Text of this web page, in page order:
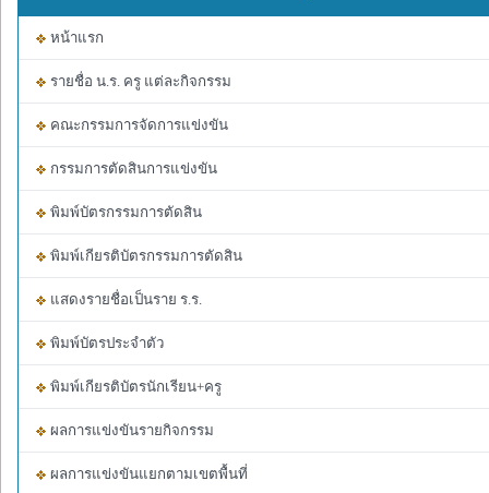
หน้าแรก
รายชื่อ น.ร. ครู แต่ละกิจกรรม
คณะกรรมการจัดการแข่งขัน
กรรมการตัดสินการแข่งขัน
พิมพ์บัตรกรรมการตัดสิน
พิมพ์เกียรติบัตรกรรมการตัดสิน
แสดงรายชื่อเป็นราย ร.ร.
พิมพ์บัตรประจำตัว
พิมพ์เกียรติบัตรนักเรียน+ครู
ผลการแข่งขันรายกิจกรรม
ผลการแข่งขันแยกตามเขตพื้นที่